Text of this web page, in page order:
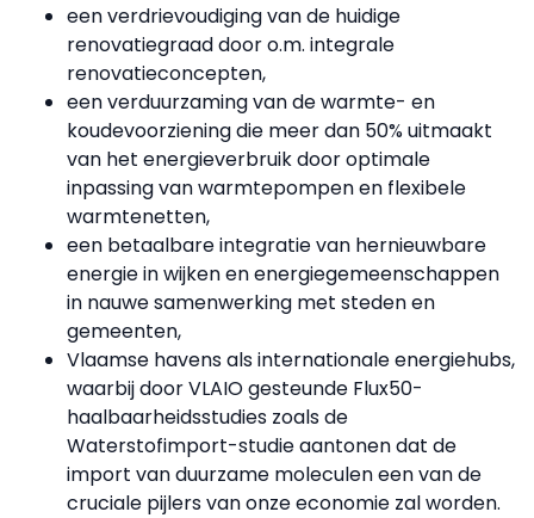
een verdrievoudiging van de huidige
renovatiegraad door o.m. integrale
renovatieconcepten,
een verduurzaming van de warmte- en
koudevoorziening die meer dan 50% uitmaakt
van het energieverbruik door optimale
inpassing van warmtepompen en flexibele
warmtenetten,
een betaalbare integratie van hernieuwbare
energie in wijken en energiegemeenschappen
in nauwe samenwerking met steden en
gemeenten,
Vlaamse havens als internationale energiehubs,
waarbij door VLAIO gesteunde Flux50-
haalbaarheidsstudies zoals de
Waterstofimport-studie aantonen dat de
import van duurzame moleculen een van de
cruciale pijlers van onze economie zal worden.